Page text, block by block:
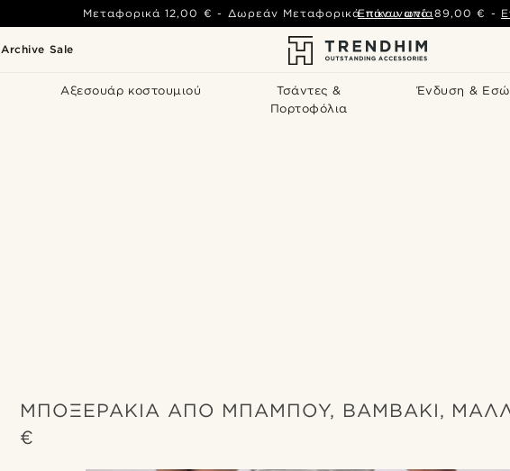
Archive Sale
Αξεσουάρ κοστουμιού
Τσάντες &
Πορτοφόλια
Ένδυση &
Μεταφορικά 12,00 € - Δωρεάν Μεταφορικά πάνω από89,00 € -
Επικοινωνία
ΜΠΟΞΕΡΆΚΙΑ ΑΠΌ ΜΠΑΜΠΟΎ, ΒΑΜΒΆΚΙ,
€